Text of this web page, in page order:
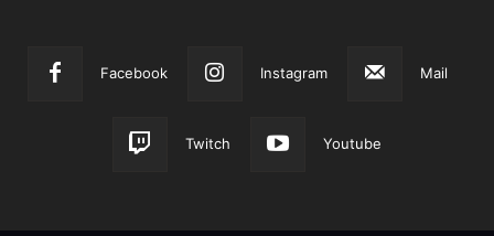
Facebook Instagram Mail
Twitch Youtube